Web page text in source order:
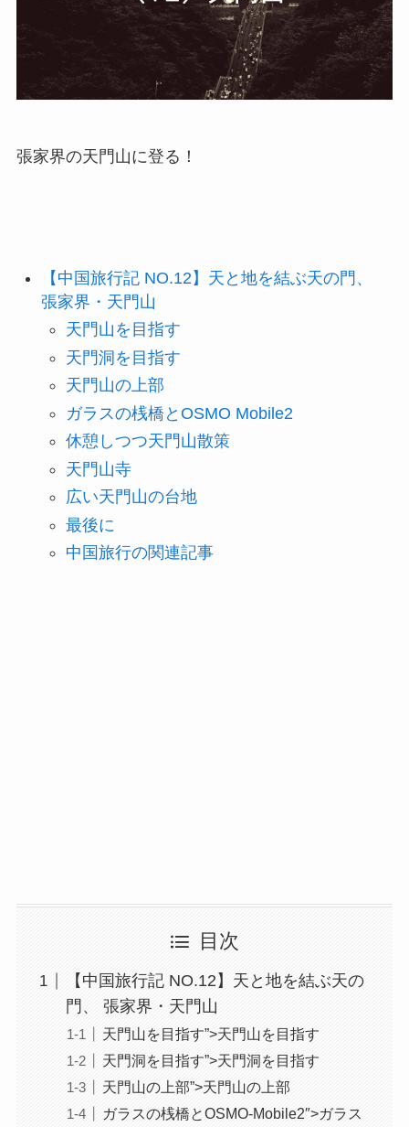
張家界の天門山に登る！
【中国旅行記 NO.12】天と地を結ぶ天の門、
張家界・天門山
天門山を目指す
天門洞を目指す
天門山の上部
ガラスの桟橋とOSMO Mobile2
休憩しつつ天門山散策
天門山寺
広い天門山の台地
最後に
中国旅行の関連記事
目次
【中国旅行記 NO.12】天と地を結ぶ天の
門、 張家界・天門山
天門山を目指す”>天門山を目指す
天門洞を目指す”>天門洞を目指す
天門山の上部”>天門山の上部
ガラスの桟橋とOSMO-Mobile2″>ガラス